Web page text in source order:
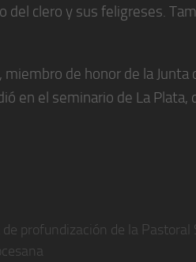
clero y sus feligreses.
de honor de la
en el seminario de La
de profundización de la Pastoral